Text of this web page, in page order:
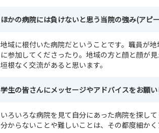
ほかの病院には負けないと思う当院の強み(アピ
地域に根付いた病院だということです。職員が
に参加してくださったり。地域の方と顔と顔が
垣根なく交流があると思います。
学生の皆さんにメッセージやアドバイスをお願い
いろいろな病院を見て自分にあった病院を探し
分からないことや難しいことは、その都度細か